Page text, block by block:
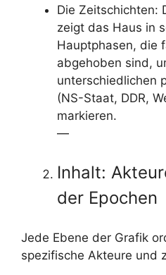
Die Zeitschichten:
zeigt das Haus in
Hauptphasen, die
abgehoben sind,
unterschiedlichen
(NS-Staat, DDR,
markieren.
—
Inhalt:
der Epochen
Jede Ebene der Grafik
spezifische Akteure und